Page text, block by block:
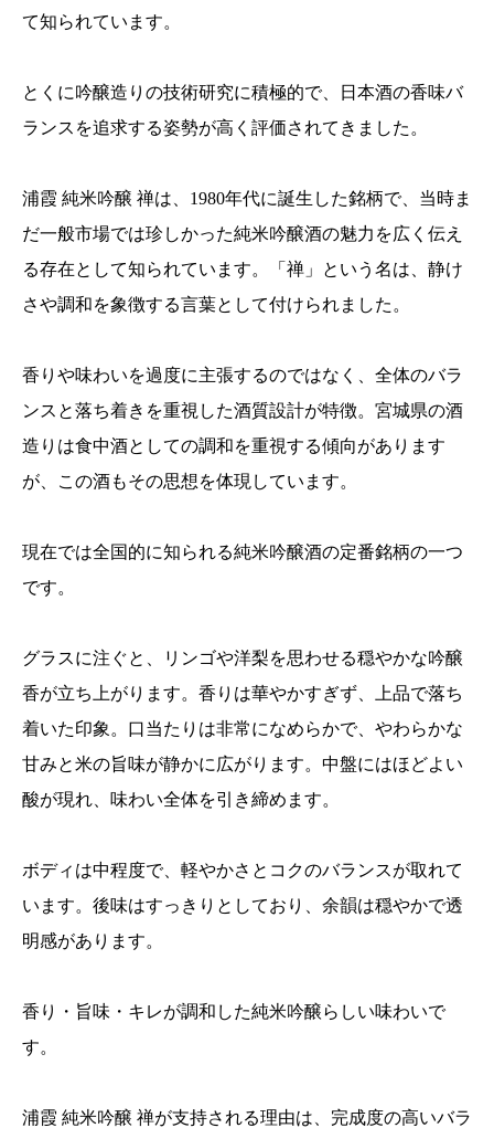
て知られています。
とくに吟醸造りの技術研究に積極的で、日本酒の香味バ
ランスを追求する姿勢が高く評価されてきました。
浦霞 純米吟醸 禅は、1980年代に誕生した銘柄で、当時ま
だ一般市場では珍しかった純米吟醸酒の魅力を広く伝え
る存在として知られています。「禅」という名は、静け
さや調和を象徴する言葉として付けられました。
香りや味わいを過度に主張するのではなく、全体のバラ
ンスと落ち着きを重視した酒質設計が特徴。宮城県の酒
造りは食中酒としての調和を重視する傾向があります
が、この酒もその思想を体現しています。
現在では全国的に知られる純米吟醸酒の定番銘柄の一つ
です。
グラスに注ぐと、リンゴや洋梨を思わせる穏やかな吟醸
香が立ち上がります。香りは華やかすぎず、上品で落ち
着いた印象。口当たりは非常になめらかで、やわらかな
甘みと米の旨味が静かに広がります。中盤にはほどよい
酸が現れ、味わい全体を引き締めます。
ボディは中程度で、軽やかさとコクのバランスが取れて
います。後味はすっきりとしており、余韻は穏やかで透
明感があります。
香り・旨味・キレが調和した純米吟醸らしい味わいで
す。
浦霞 純米吟醸 禅が支持される理由は、完成度の高いバラ